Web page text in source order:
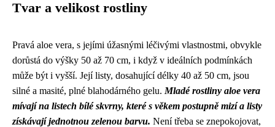
Tvar a velikost rostliny
Pravá aloe vera, s jejími úžasnými léčivými vlastnostmi, obvykle
dorůstá do výšky 50 až 70 cm, i když v ideálních podmínkách
může být i vyšší. Její listy, dosahující délky 40 až 50 cm, jsou
silné a masité, plné blahodárného gelu. Mladé rostliny aloe vera
mívají na listech bílé skvrny, které s věkem postupně mizí a listy
získávají jednotnou zelenou barvu. Není třeba se znepokojovat,